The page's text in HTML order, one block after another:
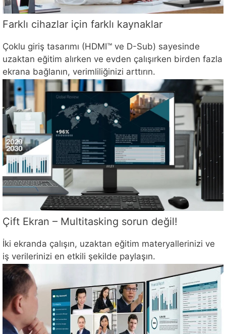
Farklı cihazlar için farklı kaynaklar
Çoklu giriş tasarımı (HDMI™ ve D-Sub) sayesinde
uzaktan eğitim alırken ve evden çalışırken birden fazla
ekrana bağlanın, verimliliğinizi arttırın.
Çift Ekran – Multitasking sorun değil!
İki ekranda çalışın, uzaktan eğitim materyallerinizi ve
iş verilerinizi en etkili şekilde paylaşın.